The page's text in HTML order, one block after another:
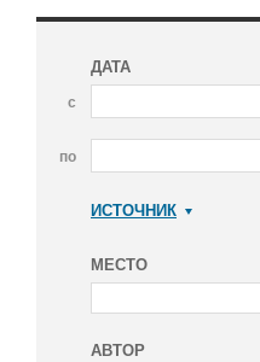
ДАТА
с
по
ИСТОЧНИК
МЕСТО
АВТОР